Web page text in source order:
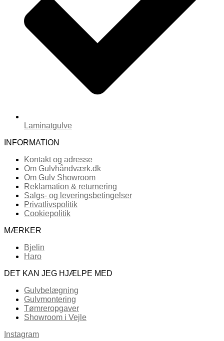
Laminatgulve
INFORMATION
Kontakt og adresse
Om Gulvhåndværk.dk
Om Gulv Showroom
Reklamation & returnering
Salgs- og leveringsbetingelser
Privatlivspolitik
Cookiepolitik
MÆRKER
Bjelin
Haro
DET KAN JEG HJÆLPE MED
Gulvbelægning
Gulvmontering
Tømreropgaver
Showroom i Vejle
Instagram